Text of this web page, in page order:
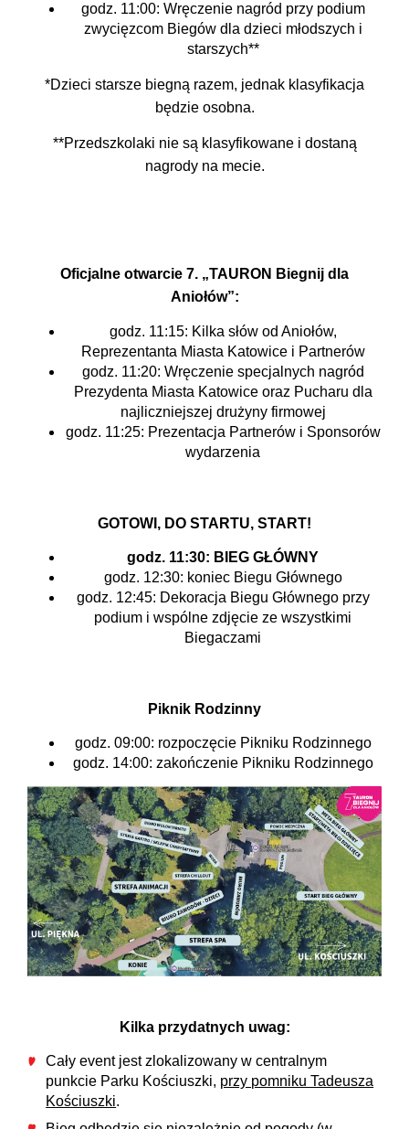
godz. 11:00: Wręczenie nagród przy podium
zwycięzcom Biegów dla dzieci młodszych i
starszych**
*Dzieci starsze biegną razem, jednak klasyfikacja
będzie osobna.
**Przedszkolaki nie są klasyfikowane i dostaną
nagrody na mecie.
Oficjalne otwarcie 7. „TAURON Biegnij dla
Aniołów”:
godz. 11:15: Kilka słów od Aniołów,
Reprezentanta Miasta Katowice i Partnerów
godz. 11:20: Wręczenie specjalnych nagród
Prezydenta Miasta Katowice oraz Pucharu dla
najliczniejszej drużyny firmowej
godz. 11:25: Prezentacja Partnerów i Sponsorów
wydarzenia
GOTOWI, DO STARTU, START!
godz. 11:30: BIEG GŁÓWNY
godz. 12:30: koniec Biegu Głównego
godz. 12:45: Dekoracja Biegu Głównego przy
podium i wspólne zdjęcie ze wszystkimi
Biegaczami
Piknik Rodzinny
godz. 09:00: rozpoczęcie Pikniku Rodzinnego
godz. 14:00: zakończenie Pikniku Rodzinnego
Kilka przydatnych uwag:
Cały event jest zlokalizowany w centralnym
punkcie Parku Kościuszki, przy pomniku Tadeusza
Kościuszki.